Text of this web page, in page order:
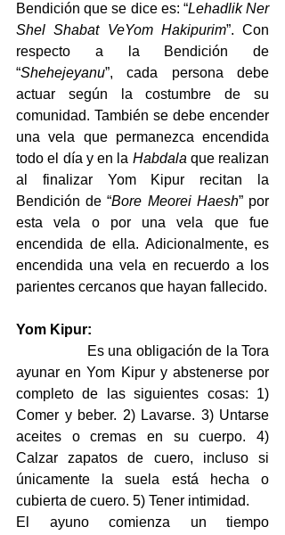
Bendición que se dice es: “Lehadlik Ner
Shel Shabat VeYom Hakipurim”. Con
respecto a la Bendición de
“Shehejeyanu”, cada persona debe
actuar según la costumbre de su
comunidad. También se debe encender
una vela que permanezca encendida
todo el día y en la Habdala que realizan
al finalizar Yom Kipur recitan la
Bendición de “Bore Meorei Haesh” por
esta vela o por una vela que fue
encendida de ella. Adicionalmente, es
encendida una vela en recuerdo a los
parientes cercanos que hayan fallecido.
Yom Kipur:
Es una obligación de la Tora
ayunar en Yom Kipur y abstenerse por
completo de las siguientes cosas: 1)
Comer y beber. 2) Lavarse. 3) Untarse
aceites o cremas en su cuerpo. 4)
Calzar zapatos de cuero, incluso si
únicamente la suela está hecha o
cubierta de cuero. 5) Tener intimidad.
El ayuno comienza un tiempo